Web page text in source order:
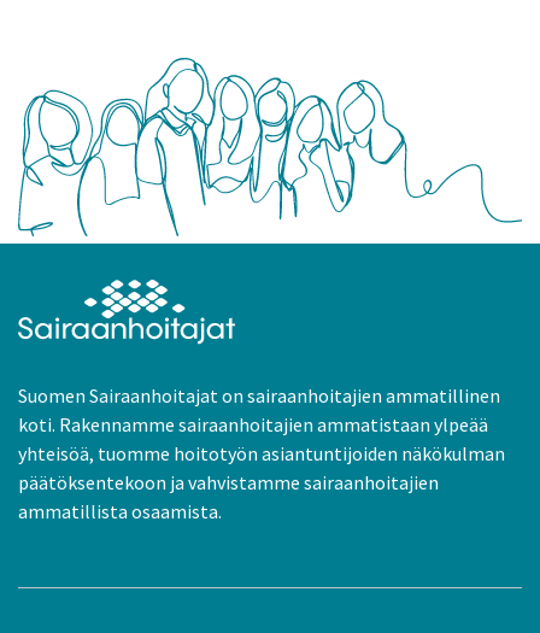
Suomen Sairaanhoitajat on sairaanhoitajien ammatillinen
koti. Rakennamme sairaanhoitajien ammatistaan ylpeää
yhteisöä, tuomme hoitotyön asiantuntijoiden näkökulman
päätöksentekoon ja vahvistamme sairaanhoitajien
ammatillista osaamista.